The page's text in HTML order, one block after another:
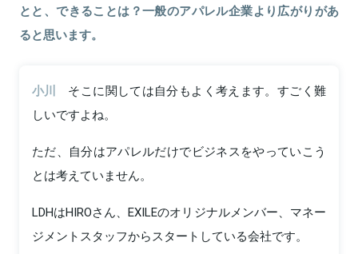
とと、できることは？一般のアパレル企業より広がりがあ
ると思います。
小川
そこに関しては自分もよく考えます。すごく難
しいですよね。
ただ、自分はアパレルだけでビジネスをやっていこう
とは考えていません。
LDHはHIROさん、EXILEのオリジナルメンバー、マネー
ジメントスタッフからスタートしている会社です。